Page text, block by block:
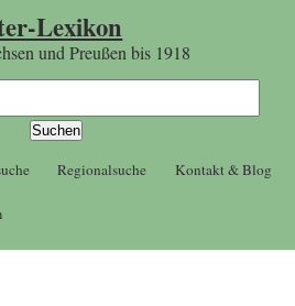
Lexikon
und Preußen bis 1918
Regionalsuche Kontakt & Blog